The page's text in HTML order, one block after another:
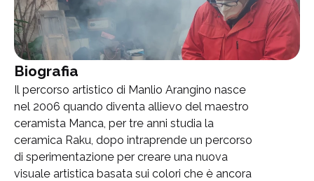
Biografia
Il percorso artistico di Manlio Arangino nasce
nel 2006 quando diventa allievo del maestro
ceramista Manca, per tre anni studia la
ceramica Raku, dopo intraprende un percorso
di sperimentazione per creare una nuova
visuale artistica basata sui colori che è ancora